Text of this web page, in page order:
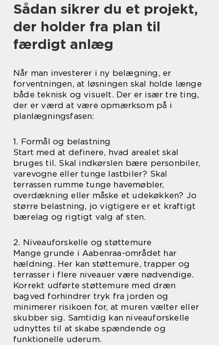
Sådan sikrer du et projekt,
der holder fra plan til
færdigt anlæg
Når man investerer i ny belægning, er
forventningen, at løsningen skal holde længe
både teknisk og visuelt. Der er især tre ting,
der er værd at være opmærksom på i
planlægningsfasen:
1. Formål og belastning
Start med at definere, hvad arealet skal
bruges til. Skal indkørslen bære personbiler,
varevogne eller tunge lastbiler? Skal
terrassen rumme tunge havemøbler,
overdækning eller måske et udekøkken? Jo
større belastning, jo vigtigere er et kraftigt
bærelag og rigtigt valg af sten.
2. Niveauforskelle og støttemure
Mange grunde i Aabenraa-området har
hældning. Her kan støttemure, trapper og
terrasser i flere niveauer være nødvendige.
Korrekt udførte støttemure med dræn
bagved forhindrer tryk fra jorden og
minimerer risikoen for, at muren vælter eller
skubber sig. Samtidig kan niveauforskelle
udnyttes til at skabe spændende og
funktionelle uderum.